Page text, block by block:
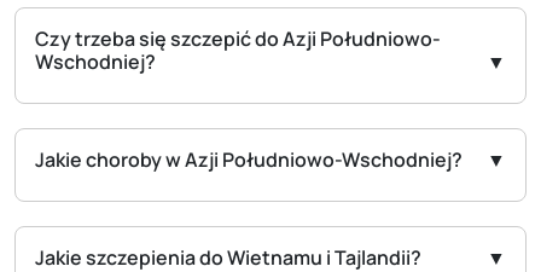
Czy trzeba się szczepić do Azji Południowo-
Wschodniej?
Jakie choroby w Azji Południowo-Wschodniej?
Jakie szczepienia do Wietnamu i Tajlandii?